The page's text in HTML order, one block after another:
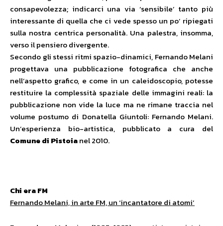
consapevolezza; indicarci una via ‘sensibile’ tanto più
interessante di quella che ci vede spesso un po’ ripiegati
sulla nostra centrica personalità. Una palestra, insomma,
verso il pensiero divergente.
Secondo gli stessi ritmi spazio-dinamici, Fernando Melani
progettava una pubblicazione fotografica che anche
nell’aspetto grafico, e come in un caleidoscopio, potesse
restituire la complessità spaziale delle immagini reali: la
pubblicazione non vide la luce ma ne rimane traccia nel
volume postumo di Donatella Giuntoli: Fernando Melani.
Un’esperienza bio-artistica, pubblicato a cura del
Comune di Pistoianel 2010.
Chi era FM
Fernando Melani, in arte FM, un ‘incantatore di atomi’